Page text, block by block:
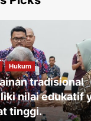
Hukum
tradisional
nilai edukatif
tinggi.